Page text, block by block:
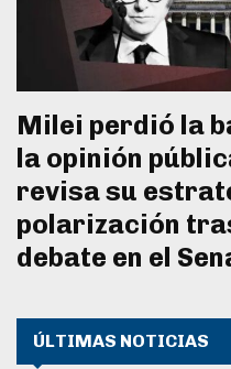
Milei perdió la
la opinión
revisa su
polarización
debate en el
ÚLTIMAS NOTICIAS